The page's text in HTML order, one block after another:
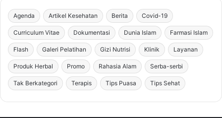
Agenda Artikel Kesehatan Berita Covid-19
Curriculum Vitae Dokumentasi Dunia Islam Farmasi Islam
Flash Galeri Pelatihan Gizi Nutrisi Klinik Layanan
Produk Herbal Promo Rahasia Alam Serba-serbi
Tak Berkategori Terapis Tips Puasa Tips Sehat